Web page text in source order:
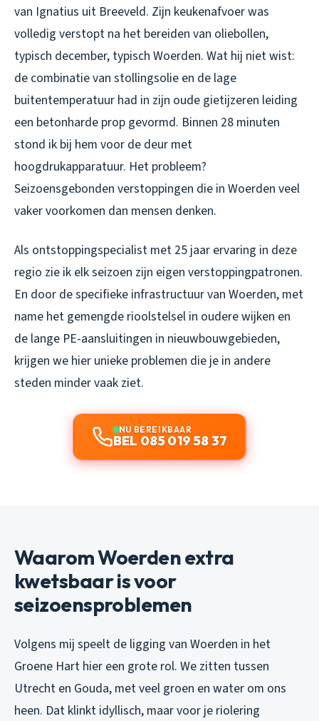
van Ignatius uit Breeveld. Zijn keukenafvoer was
volledig verstopt na het bereiden van oliebollen,
typisch december, typisch Woerden. Wat hij niet wist:
de combinatie van stollingsolie en de lage
buitentemperatuur had in zijn oude gietijzeren leiding
een betonharde prop gevormd. Binnen 28 minuten
stond ik bij hem voor de deur met
hoogdrukapparatuur. Het probleem?
Seizoensgebonden verstoppingen die in Woerden veel
vaker voorkomen dan mensen denken.
Als ontstoppingspecialist met 25 jaar ervaring in deze
regio zie ik elk seizoen zijn eigen verstoppingpatronen.
En door de specifieke infrastructuur van Woerden, met
name het gemengde rioolstelsel in oudere wijken en
de lange PE-aansluitingen in nieuwbouwgebieden,
krijgen we hier unieke problemen die je in andere
steden minder vaak ziet.
NU BEREIKBAAR
BEL 085 019 58 37
Waarom Woerden extra
kwetsbaar is voor
seizoensproblemen
Volgens mij speelt de ligging van Woerden in het
Groene Hart hier een grote rol. We zitten tussen
Utrecht en Gouda, met veel groen en water om ons
heen. Dat klinkt idyllisch, maar voor je riolering